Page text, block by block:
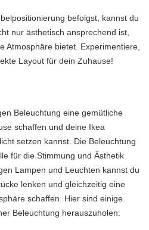
befolgst, kannst du
nur ästhetisch ansprechend ist,
Atmosphäre bietet. Experimentiere,
Layout für dein Zuhause!
Beleuchtung eine gemütliche
schaffen und deine Ikea
setzen kannst. Die Beleuchtung
für die Stimmung und Ästhetik
Lampen und Leuchten kannst du
lenken und gleichzeitig eine
schaffen. Hier sind einige
Beleuchtung herauszuholen: